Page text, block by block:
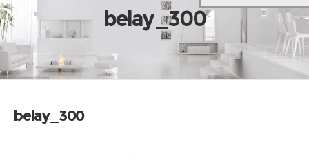
belay_300
belay_300